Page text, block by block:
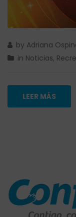
by Adriana
in Noticias,
LEER MÁS